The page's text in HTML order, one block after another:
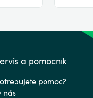
a pomocník
pomoc?
nás